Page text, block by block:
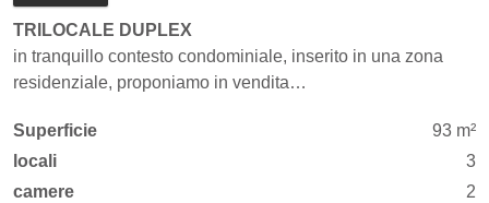
TRILOCALE DUPLEX
in tranquillo contesto condominiale, inserito in una zona
residenziale, proponiamo in vendita…
Superficie
93 m²
locali
3
camere
2